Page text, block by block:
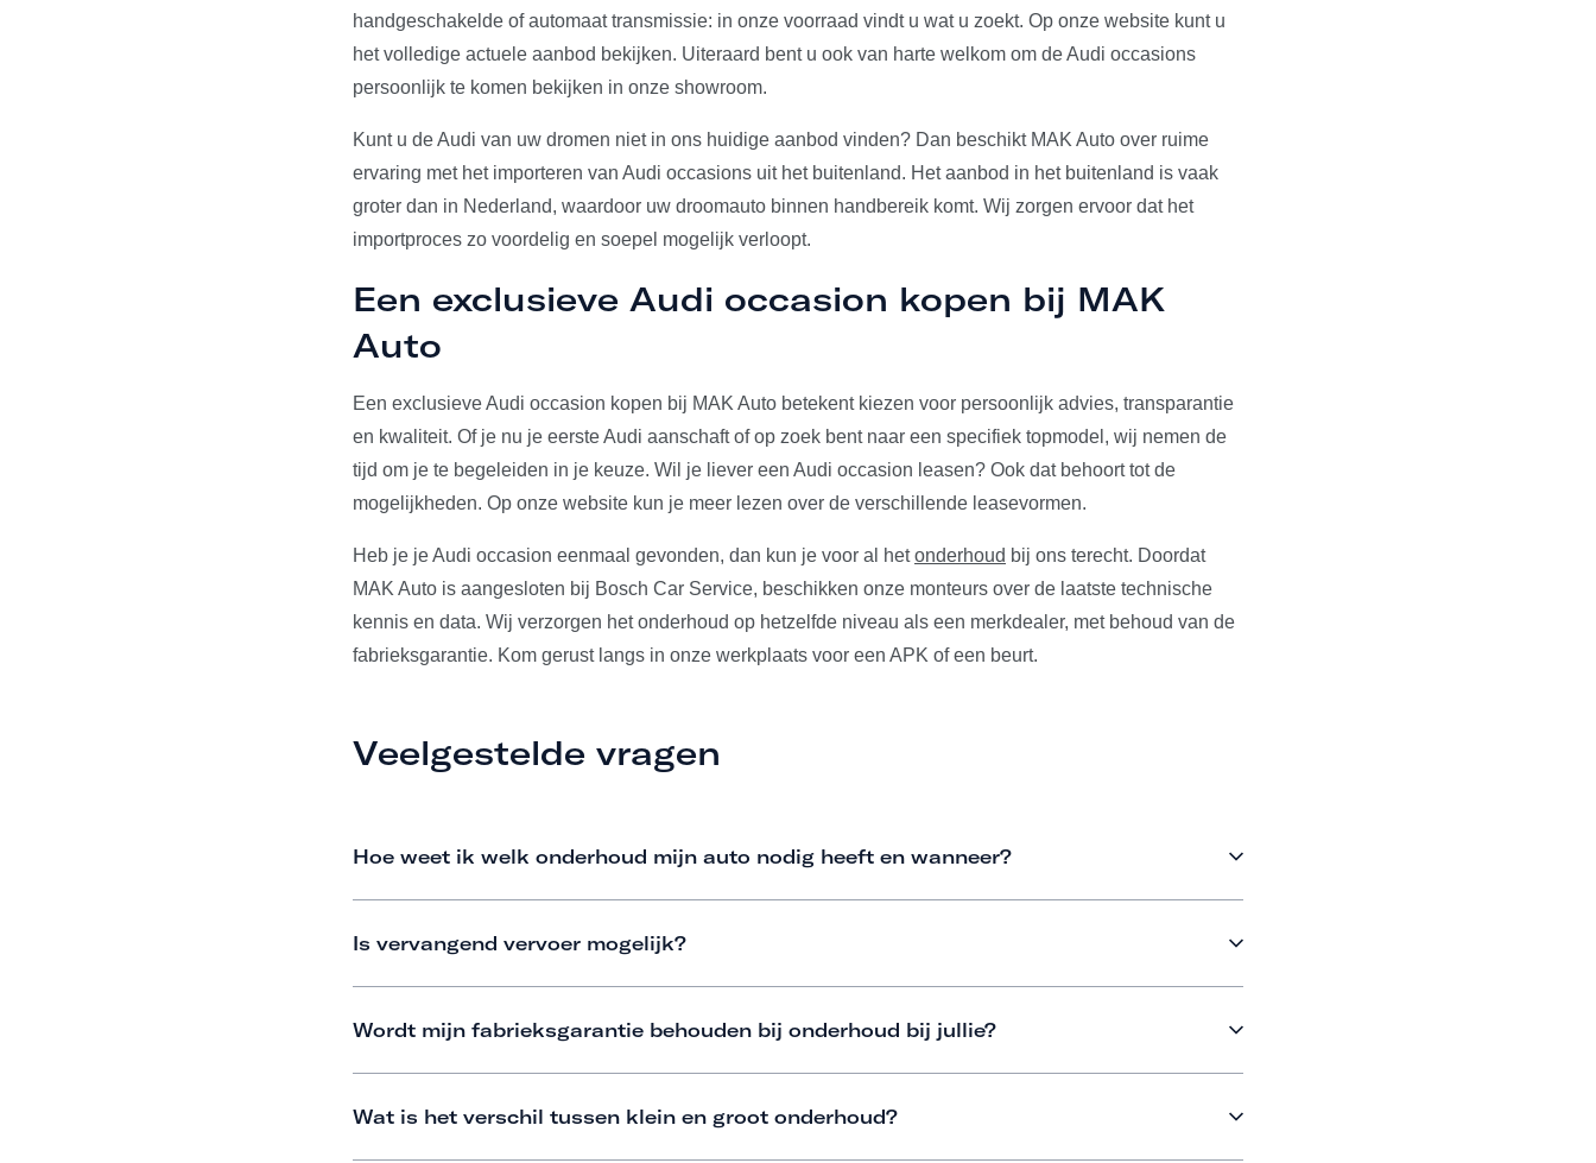
handgeschakelde of automaat transmissie: in onze voorraad vindt u wat u zoekt. Op onze website kunt u
het volledige actuele aanbod bekijken. Uiteraard bent u ook van harte welkom om de Audi occasions
persoonlijk te komen bekijken in onze showroom.
Kunt u de Audi van uw dromen niet in ons huidige aanbod vinden? Dan beschikt MAK Auto over ruime
ervaring met het importeren van Audi occasions uit het buitenland. Het aanbod in het buitenland is vaak
groter dan in Nederland, waardoor uw droomauto binnen handbereik komt. Wij zorgen ervoor dat het
importproces zo voordelig en soepel mogelijk verloopt.
Een exclusieve Audi occasion kopen bij MAK
Auto
Een exclusieve Audi occasion kopen bij MAK Auto betekent kiezen voor persoonlijk advies, transparantie
en kwaliteit. Of je nu je eerste Audi aanschaft of op zoek bent naar een specifiek topmodel, wij nemen de
tijd om je te begeleiden in je keuze. Wil je liever een Audi occasion leasen? Ook dat behoort tot de
mogelijkheden. Op onze website kun je meer lezen over de verschillende leasevormen.
Heb je je Audi occasion eenmaal gevonden, dan kun je voor al hetonderhoud bij ons terecht. Doordat
MAK Auto is aangesloten bij Bosch Car Service, beschikken onze monteurs over de laatste technische
kennis en data. Wij verzorgen het onderhoud op hetzelfde niveau als een merkdealer, met behoud van de
fabrieksgarantie. Kom gerust langs in onze werkplaats voor een APK of een beurt.
Veelgestelde vragen
Hoe weet ik welk onderhoud mijn auto nodig heeft en wanneer?
Is vervangend vervoer mogelijk?
Wordt mijn fabrieksgarantie behouden bij onderhoud bij jullie?
Wat is het verschil tussen klein en groot onderhoud?